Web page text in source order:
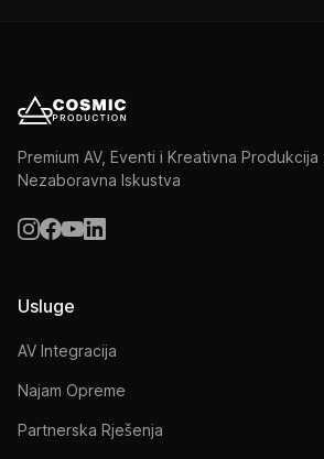
Premium AV, Eventi i Kreativna
Nezaboravna Iskustva
Usluge
AV Integracija
Najam Opreme
Partnerska Rješenja